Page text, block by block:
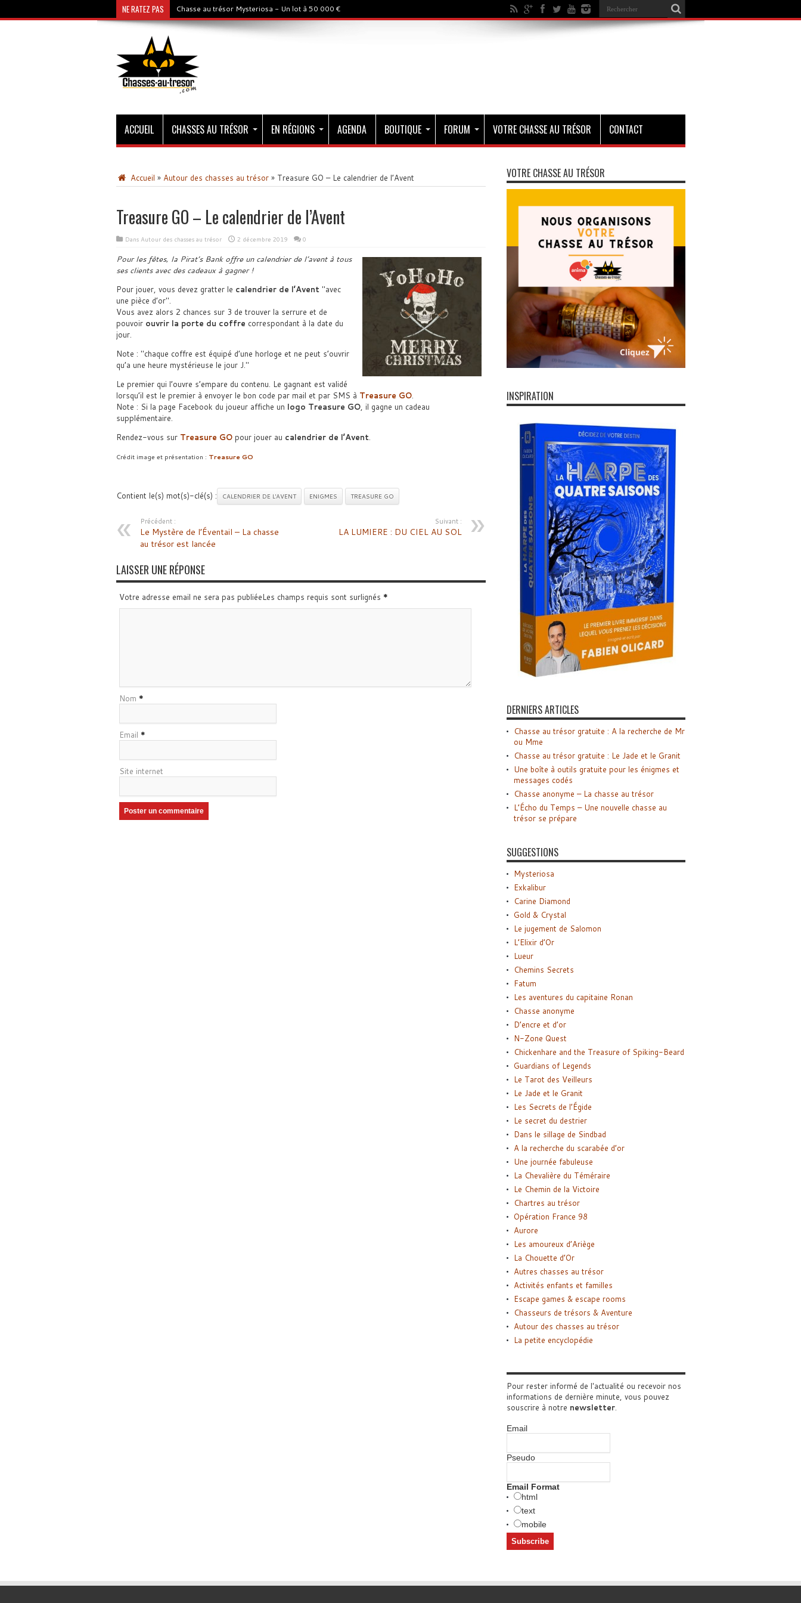
NE RATEZ PAS Chasse au trésor Mysteriosa - Un lot à 50 000 €
ACCUEIL CHASSES AU TRÉSOR EN RÉGIONS AGENDA BOUTIQUE FORUM VOTRE CHASSE AU TRÉSOR CONTACT
Accueil » Autour des chasses au trésor » Treasure GO – Le calendrier de l’Avent
Treasure GO – Le calendrier de l’Avent
Dans Autour des chasses au trésor 2 décembre 2019 0
Pour les fêtes, la Pirat’s Bank offre un calendrier de l’avent à tous
ses clients avec des cadeaux à gagner !
Pour jouer, vous devez gratter le calendrier de l’Avent
avec
une pièce d’or .
Vous avez alors 2 chances sur 3 de trouver la serrure et de
pouvoir ouvrir la porte du coffre correspondant à la date du
jour.
Note :
chaque coffre est équipé d’une horloge et ne peut s’ouvrir
qu’a une heure mystérieuse le jour J.
Le premier qui l’ouvre s’empare du contenu. Le gagnant est validé
lorsqu’il est le premier à envoyer le bon code par mail et par SMS à Treasure GO.
Note : Si la page Facebook du joueur affiche un logo Treasure GO, il gagne un cadeau
supplémentaire.
Rendez-vous sur Treasure GOpour jouer au calendrier de l’Avent.
Crédit image et présentation : Treasure GO
Contient le(s) mot(s)-clé(s) : CALENDRIER DE L'AVENT ENIGMES TREASURE GO
Précédent :
Le Mystère de l’Éventail – La chasse
au trésor est lancée
Suivant :
LA LUMIERE : DU CIEL AU SOL
LAISSER UNE RÉPONSE
Votre adresse email ne sera pas publiéeLes champs requis sont surlignés *
Nom *
Email *
Site internet
VOTRE CHASSE AU TRÉSOR
INSPIRATION
DERNIERS ARTICLES
Chasse au trésor gratuite : A la recherche de Mr
ou Mme
Chasse au trésor gratuite : Le Jade et le Granit
Une boîte à outils gratuite pour les énigmes et
messages codés
Chasse anonyme – La chasse au trésor
L’Écho du Temps – Une nouvelle chasse au
trésor se prépare
SUGGESTIONS
Mysteriosa
Exkalibur
Carine Diamond
Gold & Crystal
Le jugement de Salomon
L’Elixir d’Or
Lueur
Chemins Secrets
Fatum
Les aventures du capitaine Ronan
Chasse anonyme
D’encre et d’or
N-Zone Quest
Chickenhare and the Treasure of Spiking-Beard
Guardians of Legends
Le Tarot des Veilleurs
Le Jade et le Granit
Les Secrets de l’Égide
Le secret du destrier
Dans le sillage de Sindbad
A la recherche du scarabée d’or
Une journée fabuleuse
La Chevalière du Téméraire
Le Chemin de la Victoire
Chartres au trésor
Opération France 98
Aurore
Les amoureux d’Ariège
La Chouette d’Or
Autres chasses au trésor
Activités enfants et familles
Escape games & escape rooms
Chasseurs de trésors & Aventure
Autour des chasses au trésor
La petite encyclopédie
Pour rester informé de l'actualité ou recevoir nos
informations de dernière minute, vous pouvez
souscrire à notre newsletter.
Email
Pseudo
Email Format
html
text
mobile